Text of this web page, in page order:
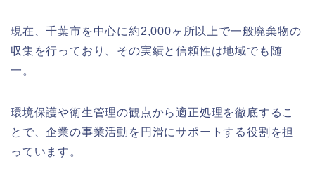
現在、千葉市を中心に約2,000ヶ所以上で一般廃棄物の
収集を行っており、その実績と信頼性は地域でも随
一。
環境保護や衛生管理の観点から適正処理を徹底するこ
とで、企業の事業活動を円滑にサポートする役割を担
っています。